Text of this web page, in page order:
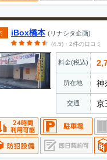
iBox橋本 (リナシタ企画)
(4.5)・2件の口コミ
料金(税込)
所在地 神
交通 京